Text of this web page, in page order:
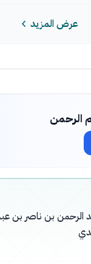
عرض المزيد
الرحمن
الرحمن بن ناصر بن